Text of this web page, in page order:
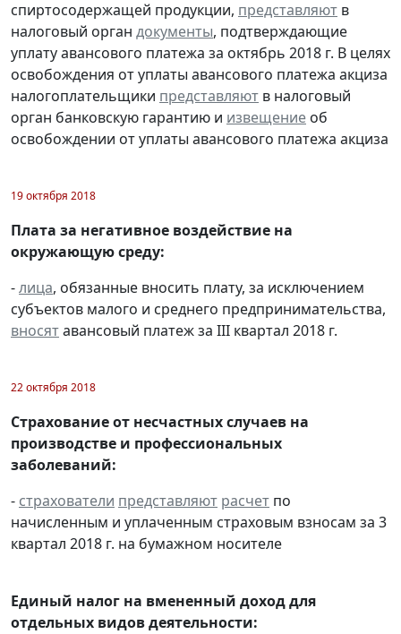
спиртосодержащей продукции, представляют в
налоговый орган документы, подтверждающие
уплату авансового платежа за октябрь 2018 г. В целях
освобождения от уплаты авансового платежа акциза
налогоплательщики представляют в налоговый
орган банковскую гарантию и извещение об
освобождении от уплаты авансового платежа акциза
19 октября 2018
Плата за негативное воздействие на
окружающую среду:
-лица, обязанные вносить плату, за исключением
субъектов малого и среднего предпринимательства,
вносятавансовый платеж за III квартал 2018 г.
22 октября 2018
Страхование от несчастных случаев на
производстве и профессиональных
заболеваний:
- страхователи представляют расчет по
начисленным и уплаченным страховым взносам за 3
квартал 2018 г. на бумажном носителе
Единый налог на вмененный доход для
отдельных видов деятельности: